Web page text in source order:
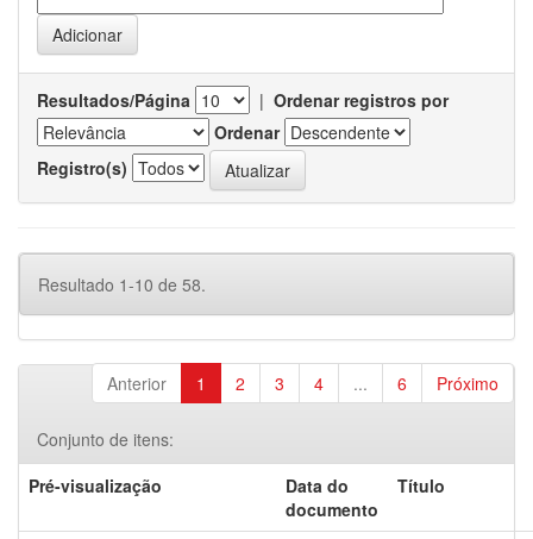
Resultados/Página | Ordenar registros por
Ordenar
Registro(s)
Resultado 1-10 de 58.
Anterior 1 2 3 4 ... 6 Próximo
Conjunto de itens:
Pré-visualização
Data do
documento
Título